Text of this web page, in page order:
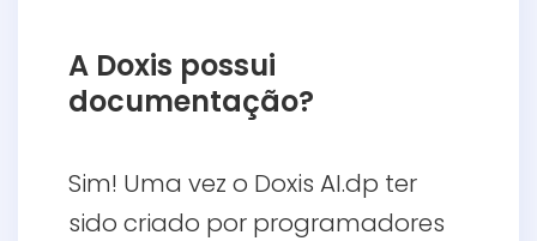
A Doxis possui
documentação?
Sim! Uma vez o Doxis AI.dp ter
sido criado por programadores